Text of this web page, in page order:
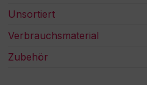
Unsortiert
Verbrauchsmaterial
Zubehör